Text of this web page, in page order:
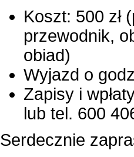
Koszt: 500 zł
przewodnik,
obiad)
Wyjazd o
Zapisy i
lub tel. 600
Serdecznie